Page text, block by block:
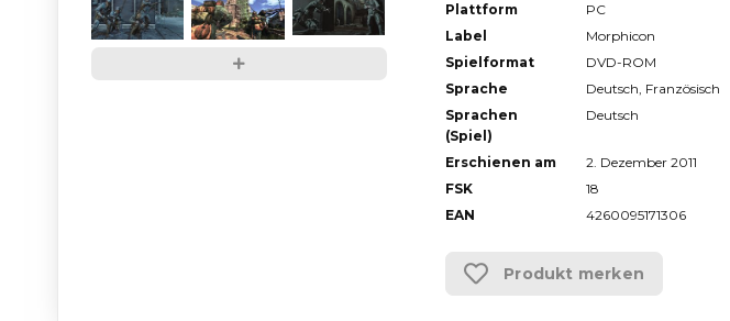
Plattform
PC
Label
Morphicon
Spielformat
DVD-ROM
Sprache
Deutsch, Französisch
Sprachen
(Spiel)
Deutsch
Erschienen am
2. Dezember 2011
FSK
18
EAN
4260095171306
Produkt merken